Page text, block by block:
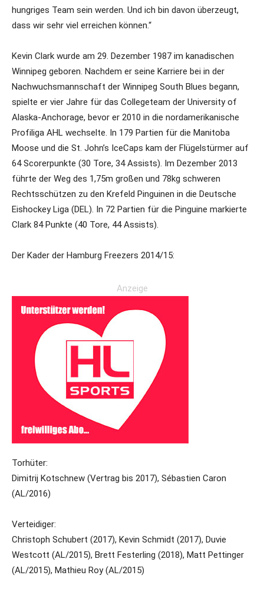
hungriges Team sein werden. Und ich bin davon überzeugt,
dass wir sehr viel erreichen können.“
Kevin Clark wurde am 29. Dezember 1987 im kanadischen
Winnipeg geboren. Nachdem er seine Karriere bei in der
Nachwuchsmannschaft der Winnipeg South Blues begann,
spielte er vier Jahre für das Collegeteam der University of
Alaska-Anchorage, bevor er 2010 in die nordamerikanische
Profiliga AHL wechselte. In 179 Partien für die Manitoba
Moose und die St. John’s IceCaps kam der Flügelstürmer auf
64 Scorerpunkte (30 Tore, 34 Assists). Im Dezember 2013
führte der Weg des 1,75m großen und 78kg schweren
Rechtsschützen zu den Krefeld Pinguinen in die Deutsche
Eishockey Liga (DEL). In 72 Partien für die Pinguine markierte
Clark 84 Punkte (40 Tore, 44 Assists).
Der Kader der Hamburg Freezers 2014/15:
Anzeige
Torhüter:
Dimitrij Kotschnew (Vertrag bis 2017), Sébastien Caron
(AL/2016)
Verteidiger:
Christoph Schubert (2017), Kevin Schmidt (2017), Duvie
Westcott (AL/2015), Brett Festerling (2018), Matt Pettinger
(AL/2015), Mathieu Roy (AL/2015)